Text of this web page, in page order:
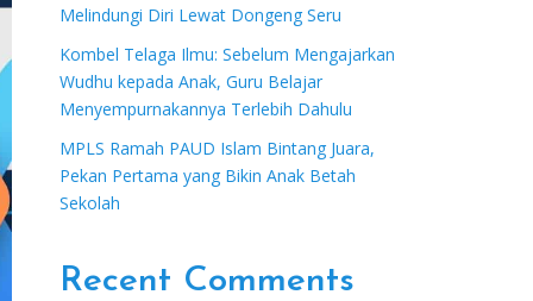
Melindungi Diri Lewat Dongeng Seru
Kombel Telaga Ilmu: Sebelum Mengajarkan
Wudhu kepada Anak, Guru Belajar
Menyempurnakannya Terlebih Dahulu
MPLS Ramah PAUD Islam Bintang Juara,
Pekan Pertama yang Bikin Anak Betah
Sekolah
Recent Comments